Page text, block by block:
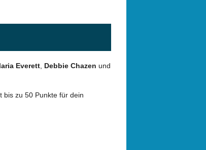
Everett Debbie Chazen und
bis zu 50 Punkte für dein